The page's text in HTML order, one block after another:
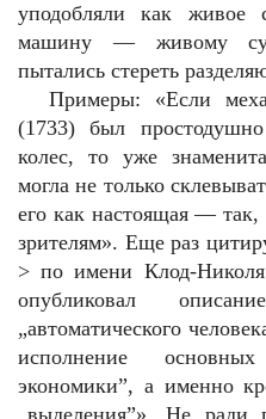
уподобляли как
машину — живому
пытались стереть
Примеры: «Если
(1733) был
колес, то уже
могла не только
его как настоящая — так,
зрителям». Еще раз
> по имени Клод-
опубликовал
„автоматического
исполнение
экономики”, а именно
„выделения”». Не ради